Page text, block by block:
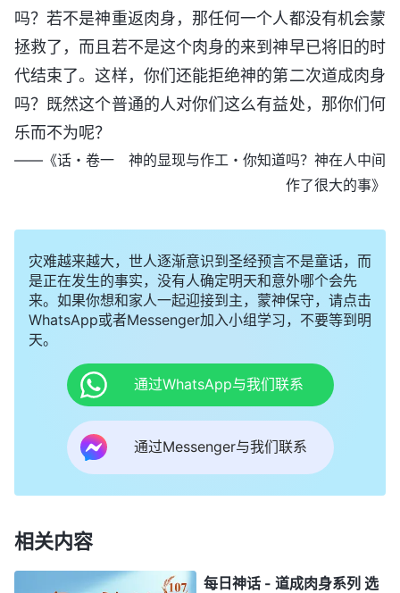
吗？若不是神重返肉身，那任何一个人都没有机会蒙
拯救了，而且若不是这个肉身的来到神早已将旧的时
代结束了。这样，你们还能拒绝神的第二次道成肉身
吗？既然这个普通的人对你们这么有益处，那你们何
乐而不为呢？
——《话・卷一 神的显现与作工・你知道吗？神在人中间
作了很大的事》
灾难越来越大，世人逐渐意识到圣经预言不是童话，而
是正在发生的事实，没有人确定明天和意外哪个会先
来。如果你想和家人一起迎接到主，蒙神保守，请点击
WhatsApp或者Messenger加入小组学习，不要等到明
天。
通过WhatsApp与我们联系
通过Messenger与我们联系
相关内容
每日神话 - 道成肉身系列 选